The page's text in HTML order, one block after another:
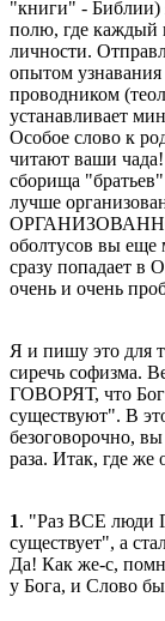
"книги" -
полю, где каждый
личности.
опытом
проводником
устанавливает
Особое слово к
читают ваши
сборища
лучше
оболтусов вы еще
сразу попадает
очень и очень
Я и пишу это для
сиречь софизма.
ГОВОРЯТ, что Бог
существуют". В
безоговорочно,
раза. Итак, где же
1. "Раз ВСЕ люди
существует", а
Да! Как же-с,
у Бога, и Слово